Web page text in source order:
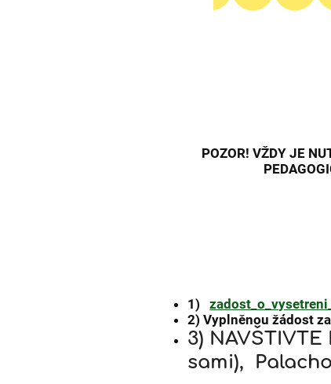
POZOR! VŽDY JE
1)
2) Vyplněnou žádost
3)
sami),